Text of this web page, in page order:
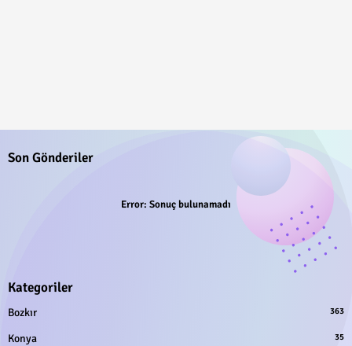
Son Gönderiler
Error: Sonuç bulunamadı
Kategoriler
Bozkır 363
Konya 35